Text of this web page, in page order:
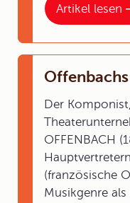
Artikel lesen
Der
OFFENBACH
(französische
Musikgenre